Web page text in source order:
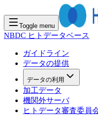
Toggle menu
NBDC ヒトデータベース
ガイドライン
データの提供
データの利用
加工データ
機関外サーバ
ヒトデータ審査委員